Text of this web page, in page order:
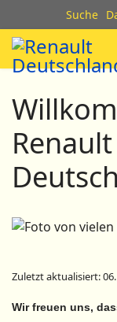
Suche
Zuletzt aktualisiert:
Wir freuen uns,